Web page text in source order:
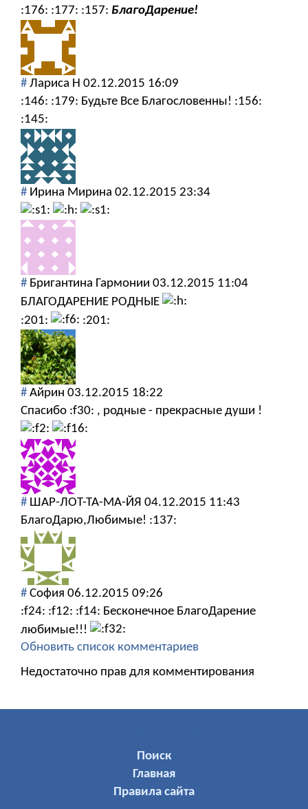
:176: :177: :157: БлагоДарение!
# Лариса Н 02.12.2015 16:09
:146: :179: Будьте Все Благословенны! :156:
:145:
# Ирина Мирина 02.12.2015 23:34
# Бригантина Гармонии 03.12.2015 11:04
БЛАГОДАРЕНИЕ РОДНЫЕ
:201:
:201:
# Айрин 03.12.2015 18:22
Спасибо :f30: , родные - прекрасные души !
# ШАР-ЛОТ-ТА-МА-ЙЯ 04.12.2015 11:43
БлагоДарю,Любимые! :137:
# София 06.12.2015 09:26
:f24: :f12: :f14: Бесконечное БлагоДарение
любимые!!!
Обновить список комментариев
Недостаточно прав для комментирования
Поиск
Главная
Правила сайта